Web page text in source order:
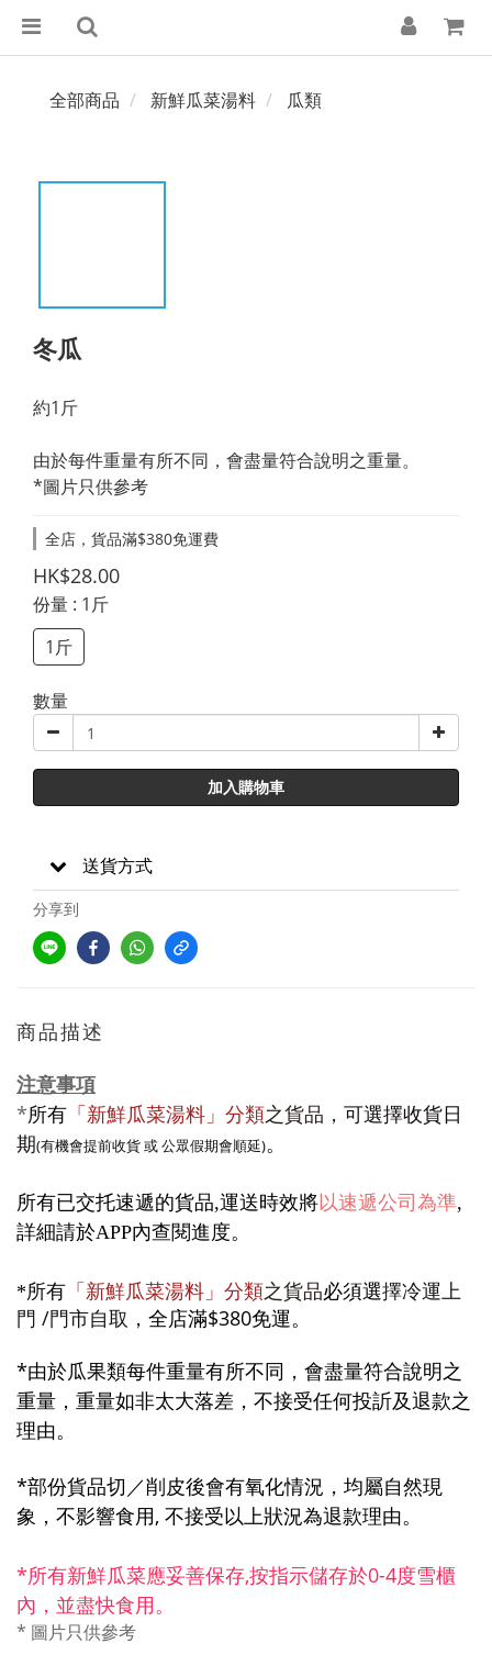
全部商品 新鮮瓜菜湯料 瓜類
冬瓜
約1斤
由於每件重量有所不同，會盡量符合說明之重量。
*圖片只供參考
全店，貨品滿$380免運費
HK$28.00
份量 : 1斤
1斤
數量
加入購物車
送貨方式
分享到
商品描述
注意事項
*所有 「新鮮瓜菜湯料」分類之貨品， 可選擇收貨日
期(有機會提前收貨 或 公眾假期會順延)。
所有已交托速遞的貨品,運送時效將以速遞公司為準,
詳細請於APP內查閱進度。
*所有 「新鮮瓜菜湯料」分類之貨品必須選擇冷運上
門 /門市自取 ，全店滿$380免運。
*由於瓜果類每件重量有所不同，會盡量符合說明之
重量， 重量如非太大落差，不接受任何投訢及退款之
理由。
*部份貨品切／削皮後會有氧化情況，均屬自然現
象，不影響食用, 不接受以上狀況為退款理由。
*所有新鮮瓜菜應妥善保存,按指示儲存於0-4度雪櫃
內，並盡快食用。
* 圖片只供參考